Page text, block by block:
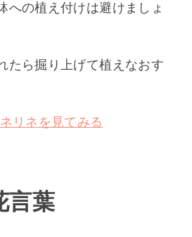
への植え付けは避けましょ
たら掘り上げて植えなおす
リネを見てみる
言葉